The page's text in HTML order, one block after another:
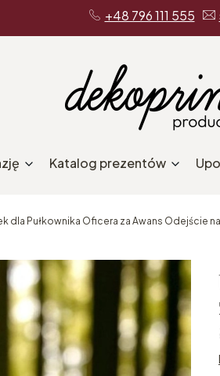
+48 796 111 555
Katalog prezentów
dla Pułkownika Oficera za Awans Odejście